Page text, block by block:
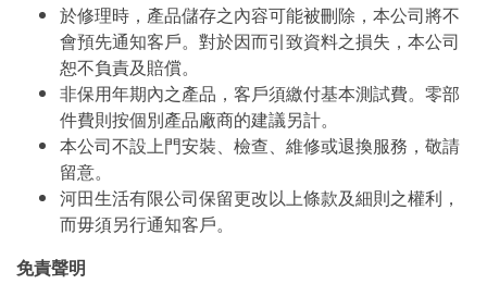
於修理時，產品儲存之內容可能被刪除，本公司將不
會預先通知客戶。對於因而引致資料之損失，本公司
恕不負責及賠償。
非保用年期內之產品，客戶須繳付基本測試費。零部
件費則按個別產品廠商的建議另計。
本公司不設上門安裝、檢查、維修或退換服務，敬請
留意。
河田生活有限公司保留更改以上條款及細則之權利，
而毋須另行通知客戶。
免責聲明